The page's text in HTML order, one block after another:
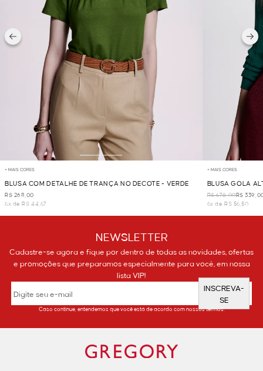
+ MAIS CORES
BLUSA COM DETALHE DE TRANÇA NO DECOTE - VERDE
R$ 268,00
6x de R$ 44,67
+ MAIS CORES
BLUSA GOLA
R$ 678,00R$
6x de R$ 56,50
NEWSLETTER
Cadastre-se agora e fique por dentro de todas as novidades, ofertas
e promoções que preparamos especialmente para você, em nossa
lista VIP!
INSCREVA-
SE
Caso continue, entendemos que você está de acordo com nossos termos.